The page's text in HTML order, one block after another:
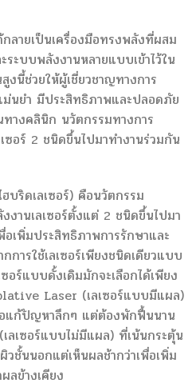
กลายเป็นเครื่องมือทรงพลังที่ผสม
ระบบพลังงานหลายแบบเข้าไว้ใน
นี้ช่วยให้ผู้เชี่ยวชาญทางการ
นยำ มีประสิทธิภาพและปลอดภัย
ทางคลินิก นวัตกรรมทางการ
ซอร์ 2 ชนิดขึ้นไปมาทำงานร่วมกัน
บริดเลเซอร์) คือนวัตกรรม
งานเลเซอร์ตั้งแต่ 2 ชนิดขึ้นไปมา
อเพิ่มประสิทธิภาพการรักษาและ
การใช้เลเซอร์เพียงชนิดเดียวแบบ
ร์แบบดั้งเดิมมักจะเลือกได้เพียง
Laser (เลเซอร์แบบมีแผล)
แก้ปัญหาลึกๆ แต่ต้องพักฟื้นนาน
เซอร์แบบไม่มีแผล) ที่เน้นกระตุ้น
วชั้นนอกแต่เห็นผลช้ากว่าเพื่อเพิ่ม
ลข้างเคียง